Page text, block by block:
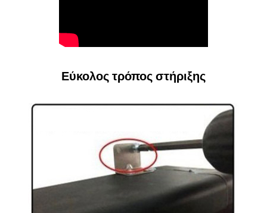
Εύκολος τρόπος στήριξης